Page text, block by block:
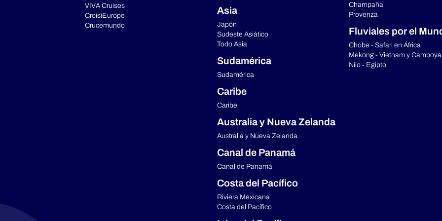
VIVA Cruises
CroisiEurope
Crucemundo
Asia
Japón
Sudeste Asiático
Todo Asia
Sudamérica
Sudamérica
Caribe
Caribe
Australia y Nueva Zelanda
Australia y Nueva Zelanda
Canal de Panamá
Canal de Panamá
Costa del Pacífico
Riviera Mexicana
Costa del Pacífico
Champaña
Provenza
Fluviales por el
Chobe - Safari en África
Mekong - Vietnam y Camboya
Nilo - Egipto